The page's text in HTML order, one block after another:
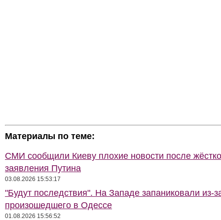
Материалы по теме:
СМИ сообщили Киеву плохие новости после
заявления Путина
03.08.2026 15:53:17
"Будут последствия". На Западе запаниковали из-
произошедшего в Одессе
01.08.2026 15:56:52